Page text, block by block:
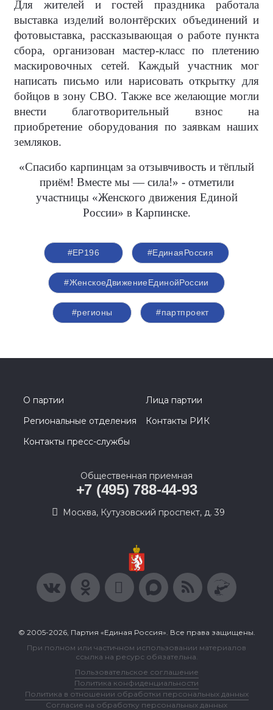
Для жителей и гостей праздника работала
выставка изделий волонтёрских объединений и
фотовыставка, рассказывающая о работе пункта
сбора, организован мастер-класс по плетению
маскировочных сетей. Каждый участник мог
написать письмо или нарисовать открытку для
бойцов в зону СВО. Также все желающие могли
внести благотворительный взнос на
приобретение оборудования по заявкам наших
земляков.
«Спасибо карпинцам за отзывчивость и тёплый
приём! Вместе мы — сила!» - отметили
участницы «Женского движения Единой
России» в Карпинске.
#ЕР196 #‎ЕдинаяРоссия
#ЖенскоеДвижениеЕдинойРоссии
#регионы #партпроект
О партии
Лица партии
Региональные отделения
Контакты РИК
Контакты пресс-службы
Общественная приемная
+7 (495) 788-44-93
Москва, Кутузовский проспект, д. 39
© 2005-2026, Партия «Единая Россия». Все права защищены.
При полном или частичном использовании материалов
ссылка на ресурс обязательна.
Пользовательское соглашение
Политика конфиденциальности
Политика в отношении обработки персональных данных
Согласие на обработку персональных данных